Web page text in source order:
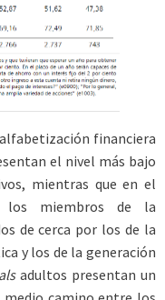
financiera
el nivel más bajo
mientras que en el
los miembros de la
de cerca por los de la
y los de la generación
adultos presentan un